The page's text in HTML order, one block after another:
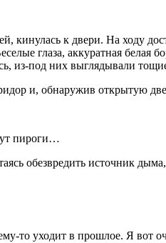
к двери. На ходу
глаза, аккуратная
из-под них выглядывали
и, обнаружив открытую
пироги…
обезвредить источник дыма,
то уходит в прошлое. Я вот